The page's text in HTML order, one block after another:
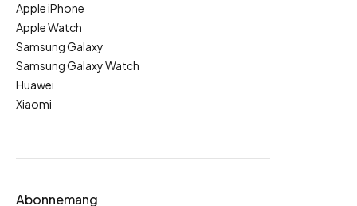
Apple iPhone
Apple Watch
Samsung Galaxy
Samsung Galaxy Watch
Huawei
Xiaomi
Abonnemang